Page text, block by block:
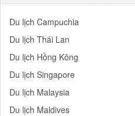
Du lịch Campuchia
Du lịch Thái Lan
Du lịch Hồng Kông
Du lịch Singapore
Du lịch Malaysia
Du lịch Maldives